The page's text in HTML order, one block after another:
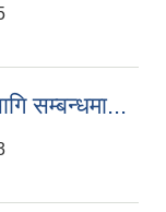
सम्बन्धमा...